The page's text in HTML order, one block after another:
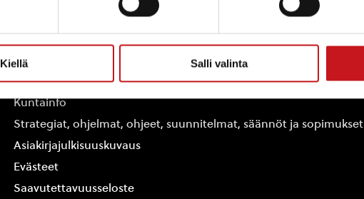
Kiellä Salli valinta
Yhteystiedot
Kuntainfo
Strategiat, ohjelmat, ohjeet, suunnitelmat, säännöt ja sopimukset
Asiakirjajulkisuuskuvaus
Evästeet
Saavutettavuusseloste